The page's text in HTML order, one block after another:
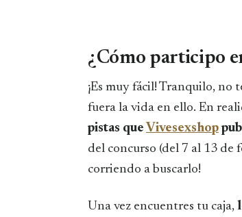
¿Cómo participo
¡Es muy fácil! Tranquilo, no
fuera la vida en ello. En
pistas que Vivesexshop
del concurso (del 7 al 13 de
corriendo a buscarlo!
Una vez encuentres tu caja,